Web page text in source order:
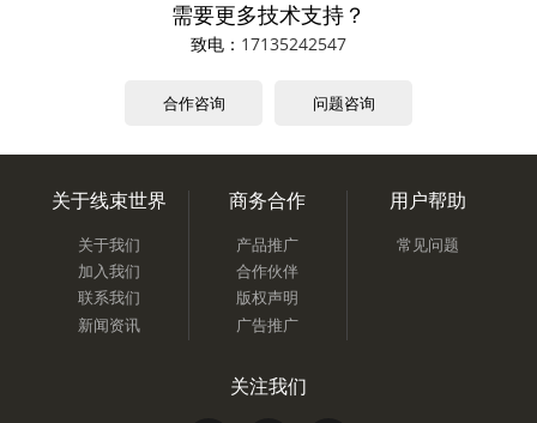
需要更多技术支持？
致电： 17135242547
合作咨询 问题咨询
关于线束世界
关于我们
加入我们
联系我们
新闻资讯
商务合作
产品推广
合作伙伴
版权声明
广告推广
用户帮助
常见问题
关注我们